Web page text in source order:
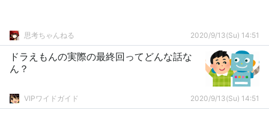
思考ちゃんねる 2020/9/13(Su) 14:51
ドラえもんの実際の最終回ってどんな話な
ん？
VIPワイドガイド 2020/9/13(Su) 14:51